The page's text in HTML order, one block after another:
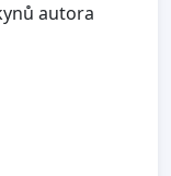
autora